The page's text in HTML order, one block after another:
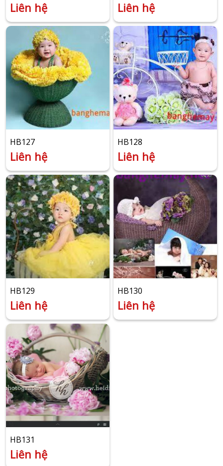
Liên hệ Liên hệ
HB127
Liên hệ
HB128
Liên hệ
HB129
Liên hệ
HB130
Liên hệ
HB131
Liên hệ